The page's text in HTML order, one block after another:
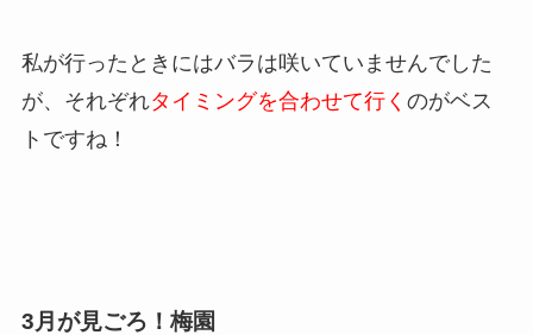
私が行ったときにはバラは咲いていませんでした
が、それぞれタイミングを合わせて行く のがベス
トですね！
3月が見ごろ！梅園